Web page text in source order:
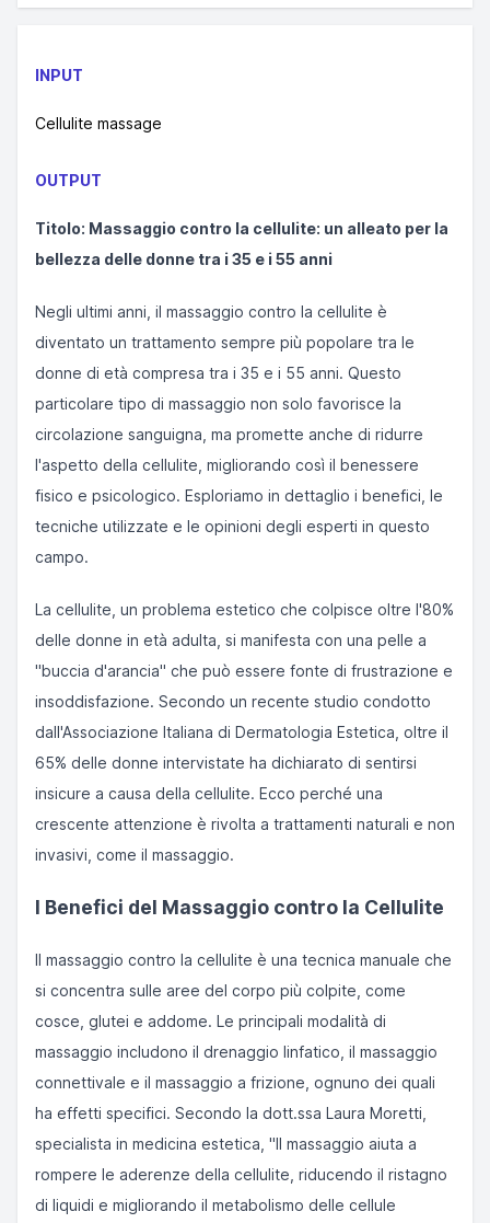
INPUT
Cellulite massage
OUTPUT
Titolo: Massaggio contro la cellulite: un alleato per la
bellezza delle donne tra i 35 e i 55 anni
Negli ultimi anni, il massaggio contro la cellulite è
diventato un trattamento sempre più popolare tra le
donne di età compresa tra i 35 e i 55 anni. Questo
particolare tipo di massaggio non solo favorisce la
circolazione sanguigna, ma promette anche di ridurre
l'aspetto della cellulite, migliorando così il benessere
fisico e psicologico. Esploriamo in dettaglio i benefici, le
tecniche utilizzate e le opinioni degli esperti in questo
campo.
La cellulite, un problema estetico che colpisce oltre l'80%
delle donne in età adulta, si manifesta con una pelle a
"buccia d'arancia" che può essere fonte di frustrazione e
insoddisfazione. Secondo un recente studio condotto
dall'Associazione Italiana di Dermatologia Estetica, oltre il
65% delle donne intervistate ha dichiarato di sentirsi
insicure a causa della cellulite. Ecco perché una
crescente attenzione è rivolta a trattamenti naturali e non
invasivi, come il massaggio.
I Benefici del Massaggio contro la Cellulite
Il massaggio contro la cellulite è una tecnica manuale che
si concentra sulle aree del corpo più colpite, come
cosce, glutei e addome. Le principali modalità di
massaggio includono il drenaggio linfatico, il massaggio
connettivale e il massaggio a frizione, ognuno dei quali
ha effetti specifici. Secondo la dott.ssa Laura Moretti,
specialista in medicina estetica, "Il massaggio aiuta a
rompere le aderenze della cellulite, riducendo il ristagno
di liquidi e migliorando il metabolismo delle cellule